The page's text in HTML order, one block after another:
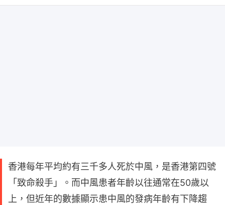
香港每年平均約有三千多人死於中風，是香港第四號
「致命殺手」。而中風患者年齡以往通常在50歲以
上，但近年的數據顯示患中風的發病年齡有下降趨